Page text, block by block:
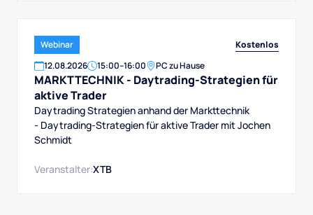
Webinar
Kostenlos
12.08.2026 15:00–16:00 PC zu Hause
MARKTTECHNIK - Daytrading-Strategien für
aktive Trader
Daytrading Strategien anhand der Markttechnik
- Daytrading-Strategien für aktive Trader mit Jochen
Schmidt
Veranstalter:XTB